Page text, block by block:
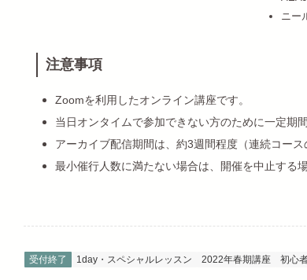
ニー
注意事項
Zoomを利用したオンライン講座です。
当日オンタイムで参加できない方のために一定期
アーカイブ配信期間は、約3週間程度（連続コー
最小催行人数に満たない場合は、開催を中止する
受付終了 1day・スペシャルレッスン 2022年春期講座 初心